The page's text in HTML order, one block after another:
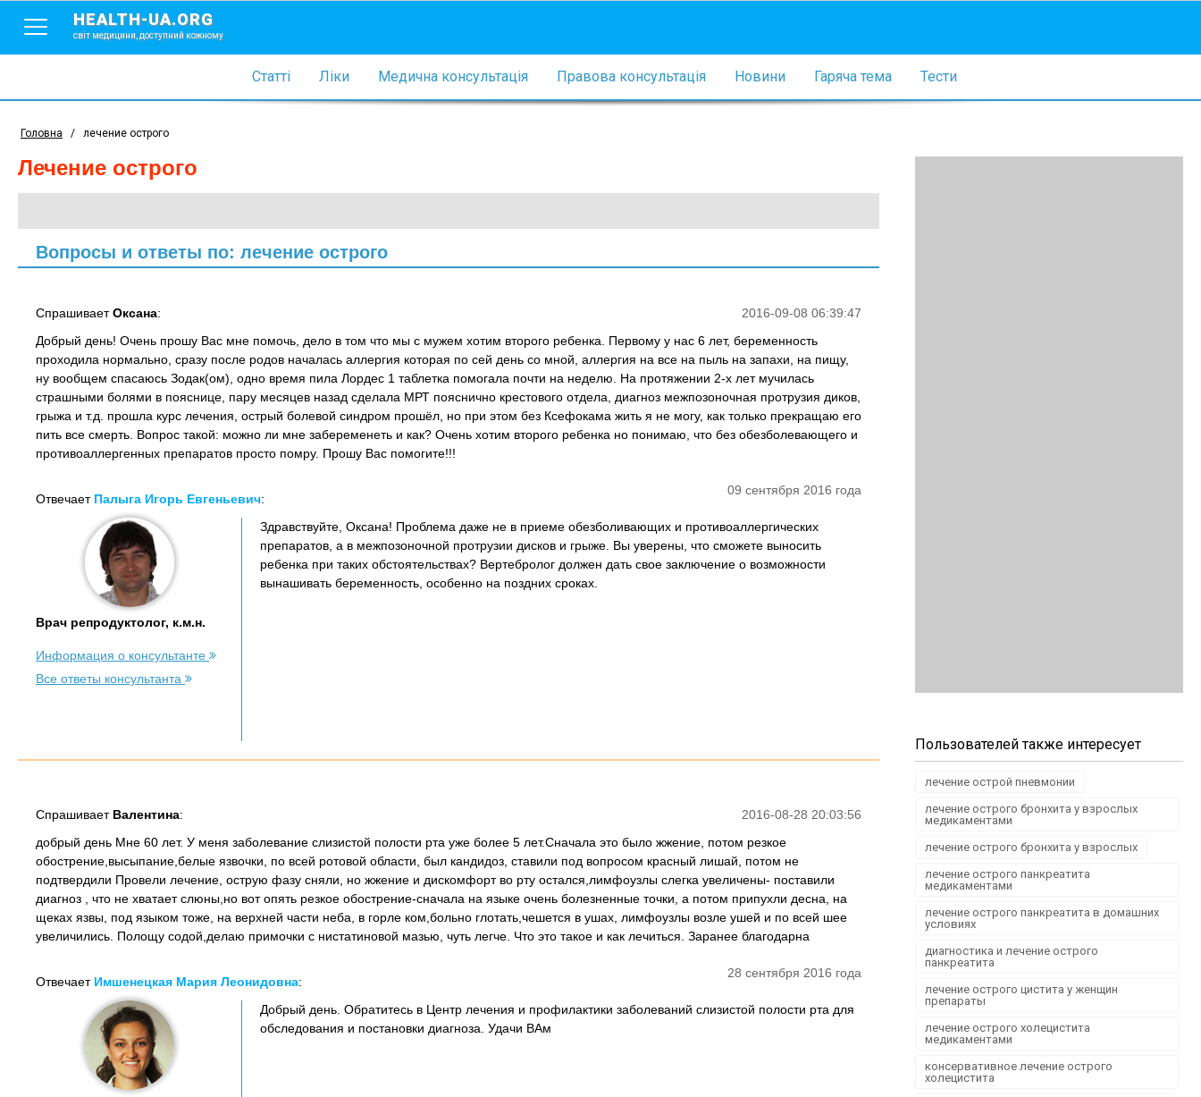
HEALTH-UA.ORG
світ медицини, доступний кожному
Статті Ліки Медична консультація Правова консультація Новини Гаряча тема Тести
Головна / лечение острого
лечение острого
Вопросы и ответы по: лечение острого
2016-09-08 06:39:47
СпрашиваетОксана:
Добрый день! Очень прошу Вас мне помочь, дело в том что мы с мужем хотим второго ребенка. Первому у нас 6 лет, беременность
проходила нормально, сразу после родов началась аллергия которая по сей день со мной, аллергия на все на пыль на запахи, на пищу,
ну вообщем спасаюсь Зодак(ом), одно время пила Лордес 1 таблетка помогала почти на неделю. На протяжении 2-х лет мучилась
страшными болями в пояснице, пару месяцев назад сделала МРТ пояснично крестового отдела, диагноз межпозоночная протрузия диков,
грыжа и т.д. прошла курс лечения, острый болевой синдром прошёл, но при этом без Ксефокама жить я не могу, как только прекращаю его
пить все смерть. Вопрос такой: можно ли мне забеременеть и как? Очень хотим второго ребенка но понимаю, что без обезболевающего и
противоаллергенных препаратов просто помру. Прошу Вас помогите!!!
09 сентября 2016 года
Отвечает Палыга Игорь Евгеньевич:
Врач репродуктолог, к.м.н.
Информация о консультанте
Все ответы консультанта
Здравствуйте, Оксана! Проблема даже не в приеме обезболивающих и противоаллергических
препаратов, а в межпозоночной протрузии дисков и грыже. Вы уверены, что сможете выносить
ребенка при таких обстоятельствах? Вертебролог должен дать свое заключение о возможности
вынашивать беременность, особенно на поздних сроках.
2016-08-28 20:03:56
Спрашивает Валентина:
добрый день Мне 60 лет. У меня заболевание слизистой полости рта уже более 5 лет.Сначала это было жжение, потом резкое
обострение,высыпание,белые язвочки, по всей ротовой области, был кандидоз, ставили под вопросом красный лишай, потом не
подтвердили Провели лечение, острую фазу сняли, но жжение и дискомфорт во рту остался,лимфоузлы слегка увеличены- поставили
диагноз , что не хватает слюны,но вот опять резкое обострение-сначала на языке очень болезненные точки, а потом припухли десна, на
щеках язвы, под языком тоже, на верхней части неба, в горле ком,больно глотать,чешется в ушах, лимфоузлы возле ушей и по всей шее
увеличились. Полощу содой,делаю примочки с нистатиновой мазью, чуть легче. Что это такое и как лечиться. Заранее благодарна
28 сентября 2016 года
Отвечает Имшенецкая Мария Леонидовна:
Добрый день. Обратитесь в Центр лечения и профилактики заболеваний слизистой полости рта для
обследования и постановки диагноза. Удачи ВАм
Пользователей также интересует
лечение острой пневмонии
лечение острого бронхита у взрослых
медикаментами
лечение острого бронхита у взрослых
лечение острого панкреатита
медикаментами
лечение острого панкреатита в домашних
условиях
диагностика и лечение острого
панкреатита
лечение острого цистита у женщин
препараты
лечение острого холецистита
медикаментами
консервативное лечение острого
холецистита